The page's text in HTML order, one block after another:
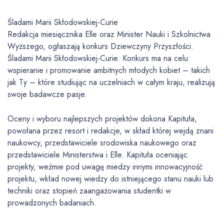
Śladami Marii Skłodowskiej-Curie
Redakcja miesięcznika Elle oraz Minister Nauki i Szkolnictwa
Wyższego, ogłaszają konkurs Dziewczyny Przyszłości.
Śladami Marii Skłodowskiej-Curie. Konkurs ma na celu
wspieranie i promowanie ambitnych młodych kobiet – takich
jak Ty – które studiując na uczelniach w całym kraju, realizują
swoje badawcze pasje.
Oceny i wyboru najlepszych projektów dokona Kapituła,
powołana przez resort i redakcje, w skład której wejdą znani
naukowcy, przedstawiciele srodowiska naukowego oraz
przedstawiciele Ministerstwa i Elle. Kapituła oceniając
projekty, weźmie pod uwagę miedzy innymi innowacyjność
projektu, wkład nowej wiedzy do istniejącego stanu nauki lub
techniki oraz stopień zaangażowania studentki w
prowadzonych badaniach.